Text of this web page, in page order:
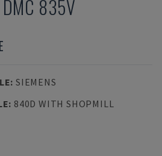
DMC 835V
: SIEMENS
: 840D WITH SHOPMILL